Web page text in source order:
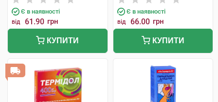
Є в наявності
від 61.90 грн
КУПИТИ
Є в наявності
від 66.00 грн
КУПИТИ